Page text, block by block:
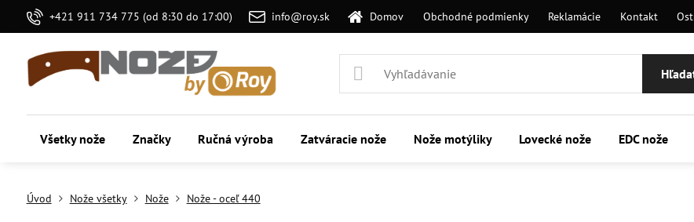
+421 911 734 775 (od 8:30 do 17:00) info@roy.sk Domov Obchodné podmienky Reklamácie Kontakt
Všetky nože Značky Ručná výroba Zatváracie nože Nože motýliky Lovecké nože EDC nože
Úvod Nože všetky Nože Nože - oceľ 440